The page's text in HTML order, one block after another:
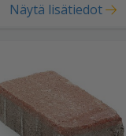
Näytä lisätiedot